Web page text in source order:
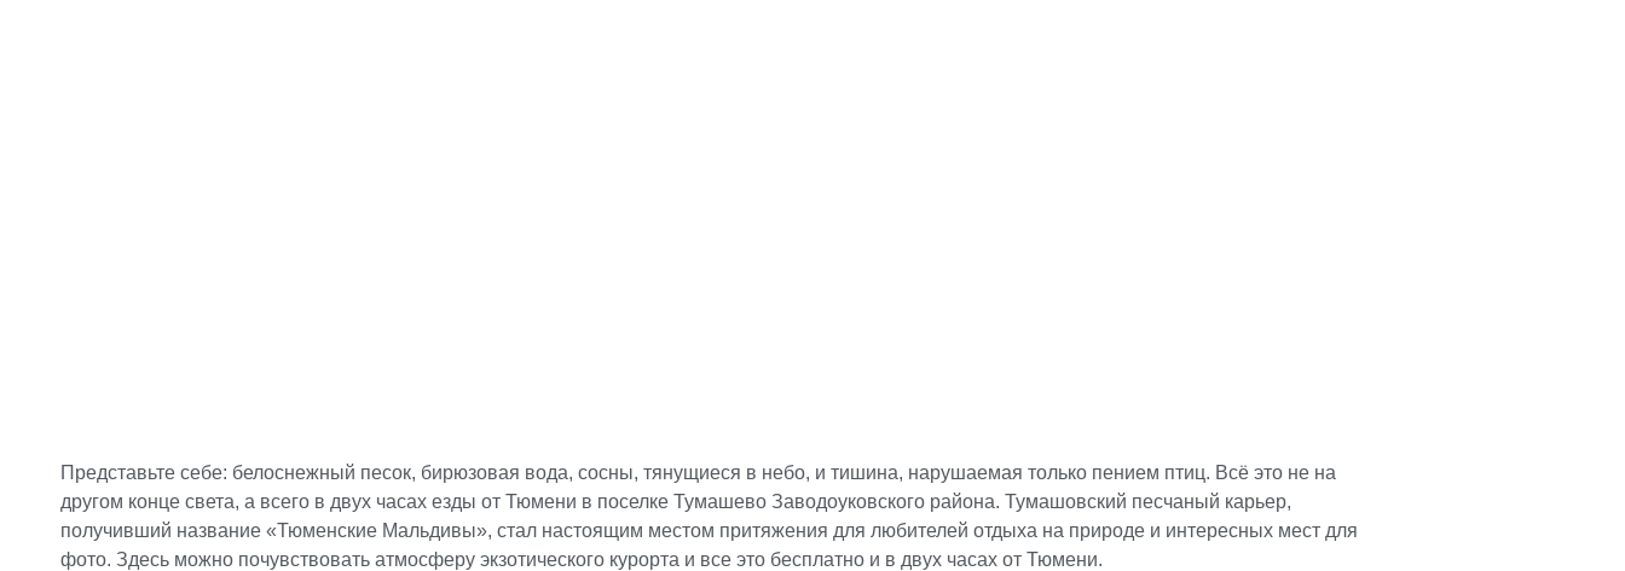
Представьте себе: белоснежный песок, бирюзовая вода, сосны, тянущиеся в небо, и тишина, нарушаемая только пением птиц. Всё это не на
другом конце света, а всего в двух часах езды от Тюмени в поселке Тумашево Заводоуковского района. Тумашовский песчаный карьер,
получивший название «Тюменские Мальдивы», стал настоящим местом притяжения для любителей отдыха на природе и интересных мест для
фото. Здесь можно почувствовать атмосферу экзотического курорта и все это бесплатно и в двух часах от Тюмени.